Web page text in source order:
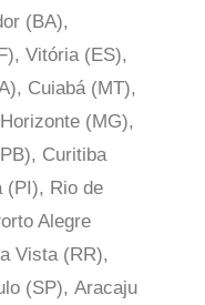
(BA),
Vitória (ES),
Cuiabá (MT),
(MG),
Curitiba
(PI), Rio de
Alegre
Vista (RR),
(SP), Aracaju